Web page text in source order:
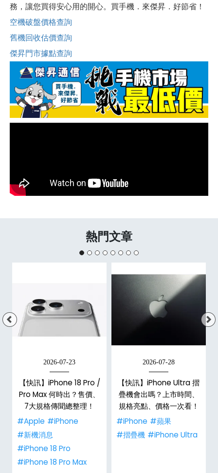
務，讓您買得安心用的開心。買手機．來傑昇．好節省！
空機破盤價格查詢
舊機回收估價查詢
傑昇門市據點查詢
熱門文章
2026-07-23
【快訊】iPhone 18 Pro /
Pro Max 何時出？售價、
7大規格傳聞總整理！
#Apple #iPhone
#新機消息
#iPhone 18 Pro
#iPhone 18 Pro Max
2026-07-28
【快訊】iPhone Ultra 摺
疊機會出嗎？上市時間、
規格亮點、價格一次看！
#iPhone #蘋果
#摺疊機 #iPhone Ultra